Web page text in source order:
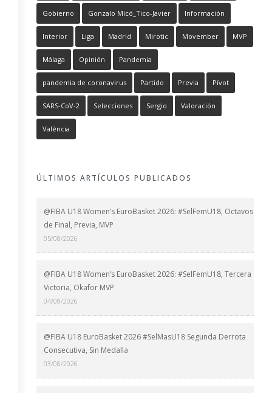
Gobierno Gonzalo Micó_Tico-Javier Información
Interior Liga Madrid Mirotic Movember MVP
Málaga Opinión Pandemia
pandemia de coronavirus Partido Previa Pívot
SARS-CoV-2 Selecciones Sergio Valoración
València
ÚLTIMOS ARTÍCULOS PUBLICADOS
@FIBA U18 Women’s EuroBasket 2026: #SelFemU18, Octavos
de Final, Previa, MVP
05/08/2026
@FIBA U18 Women’s EuroBasket 2026: #SelFemU18, Tercera
Victoria, Okafor MVP
04/08/2026
@FIBA U18 EuroBasket 2026 #SelMasU18 Segunda Derrota
Consecutiva, Sin Medalla
03/08/2026